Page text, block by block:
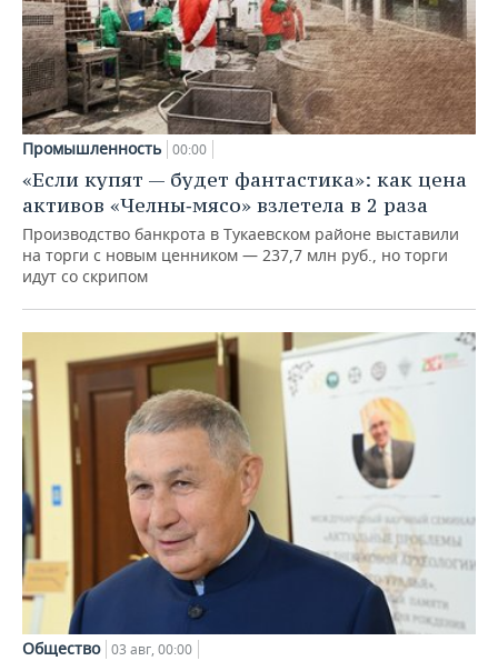
Промышленность 00:00
«Если купят — будет фантастика»: как цена
активов «Челны‑мясо» взлетела в 2 раза
Производство банкрота в Тукаевском районе выставили
на торги с новым ценником — 237,7 млн руб., но торги
идут со скрипом
Общество 03 авг, 00:00